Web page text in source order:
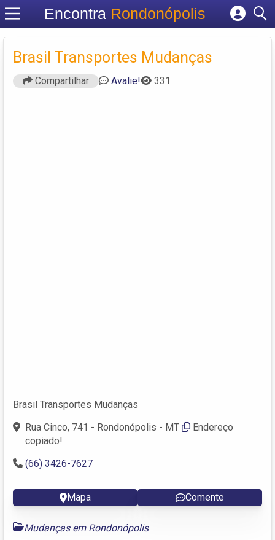
Encontra Rondonópolis
Cadastrar empresa
Criar conta
Brasil Transportes Mudanças
Compartilhar Avalie! 331
Brasil Transportes Mudanças
Rua Cinco, 741 - Rondonópolis - MT
Endereço
copiado!
(66) 3426-7627
Mapa Comente
Mudanças em Rondonópolis